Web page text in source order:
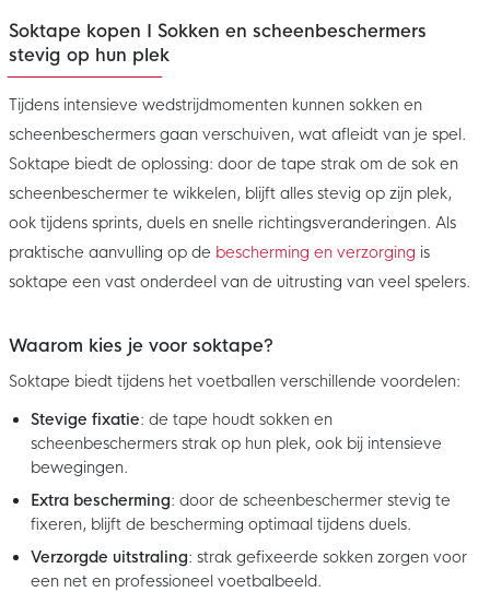
Soktape kopen I Sokken en scheenbeschermers
stevig op hun plek
Tijdens intensieve wedstrijdmomenten kunnen sokken en
scheenbeschermers gaan verschuiven, wat afleidt van je spel.
Soktape biedt de oplossing: door de tape strak om de sok en
scheenbeschermer te wikkelen, blijft alles stevig op zijn plek,
ook tijdens sprints, duels en snelle richtingsveranderingen. Als
praktische aanvulling op de bescherming en verzorging is
soktape een vast onderdeel van de uitrusting van veel spelers.
Waarom kies je voor soktape?
Soktape biedt tijdens het voetballen verschillende voordelen:
Stevige fixatie: de tape houdt sokken en
scheenbeschermers strak op hun plek, ook bij intensieve
bewegingen.
Extra bescherming: door de scheenbeschermer stevig te
fixeren, blijft de bescherming optimaal tijdens duels.
Verzorgde uitstraling: strak gefixeerde sokken zorgen voor
een net en professioneel voetbalbeeld.